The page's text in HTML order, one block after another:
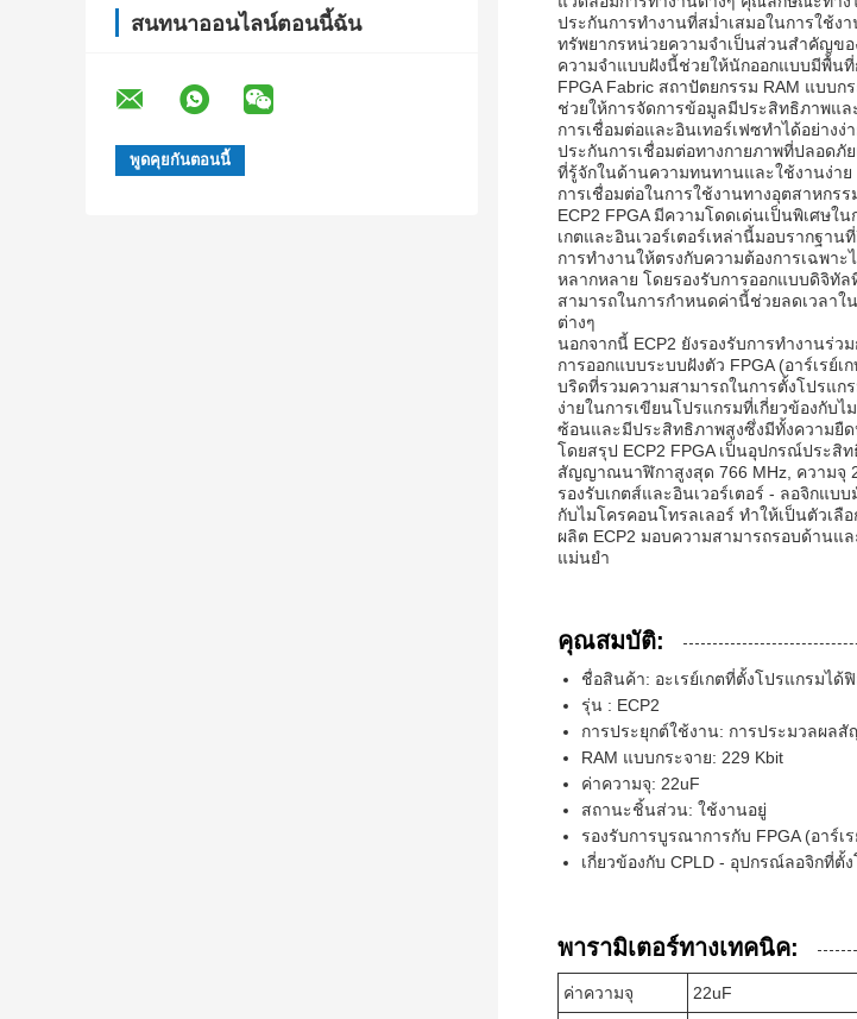
สนทนาออนไลน์ตอนนี้ฉัน
ประกันการทำงานที่สม่ำเสมอในการใช้ง
ทรัพยากรหน่วยความจำเป็นส่วนสำคัญขอ
ความจำแบบฝังนี้ช่วยให้นักออกแบบมีพื้น
FPGA Fabric สถาปัตยกรรม RAM แบบ
ช่วยให้การจัดการข้อมูลมีประสิทธิภาพแ
การเชื่อมต่อและอินเทอร์เฟซทำได้อย่างง่
ประกันการเชื่อมต่อทางกายภาพที่ปลอดภั
ที่รู้จักในด้านความทนทานและใช้งานง่าย
การเชื่อมต่อในการใช้งานทางอุตสาหกร
ECP2 FPGA มีความโดดเด่นเป็นพิเศษ
เกตและอินเวอร์เตอร์เหล่านี้มอบรากฐ
การทำงานให้ตรงกับความต้องการเฉพ
หลากหลาย โดยรองรับการออกแบบดิจิทั
สามารถในการกำหนดค่านี้ช่วยลดเวลา
ต่างๆ
นอกจากนี้ ECP2 ยังรองรับการทำงานร่
การออกแบบระบบฝังตัว FPGA (อาร์เรย์
บริดที่รวมความสามารถในการตั้งโปรแก
ง่ายในการเขียนโปรแกรมที่เกี่ยวข้องกั
ซ้อนและมีประสิทธิภาพสูงซึ่งมีทั้งความยื
โดยสรุป ECP2 FPGA เป็นอุปกรณ์ประ
สัญญาณนาฬิกาสูงสุด 766 MHz, ความจุ
รองรับเกตส์และอินเวอร์เตอร์ - ลอจิกแ
กับไมโครคอนโทรลเลอร์ ทำให้เป็นตัวเ
ผลิต ECP2 มอบความสามารถรอบด้านแ
แม่นยำ
คุณสมบัติ:
ชื่อสินค้า: อะเรย์เกตที่ตั้งโปรแกรมได้
รุ่น : ECP2
การประยุกต์ใช้งาน: การประมวลผล
RAM แบบกระจาย: 229 Kbit
ค่าความจุ: 22uF
สถานะชิ้นส่วน: ใช้งานอยู่
รองรับการบูรณาการกับ FPGA (อาร์
เกี่ยวข้องกับ CPLD - อุปกรณ์ลอจิกที่
พารามิเตอร์ทางเทคนิค:
ค่าความจุ 22uF